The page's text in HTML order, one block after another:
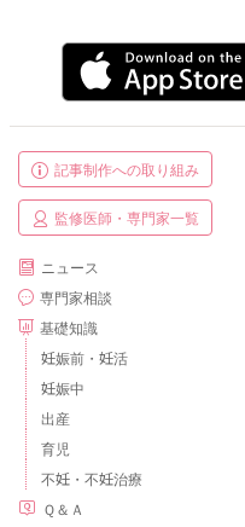
記事制作への取り組み
監修医師・専門家一覧
ニュース
専門家相談
基礎知識
妊娠前・妊活
妊娠中
出産
育児
不妊・不妊治療
Ｑ＆Ａ